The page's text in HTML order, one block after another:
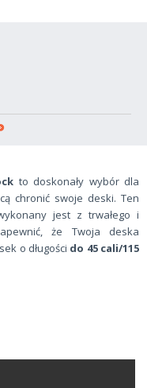
to doskonały wybór dla
chronić swoje deski. Ten
jest z trwałego i
że Twoja deska
o długości do 45 cali/115